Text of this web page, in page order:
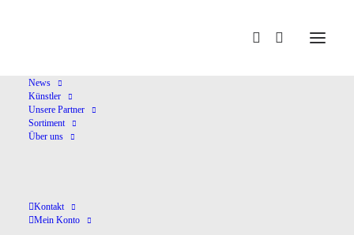
News
Künstler
Unsere Partner
Sortiment
Über uns
Kontakt
Mein Konto
Nemeth,M.